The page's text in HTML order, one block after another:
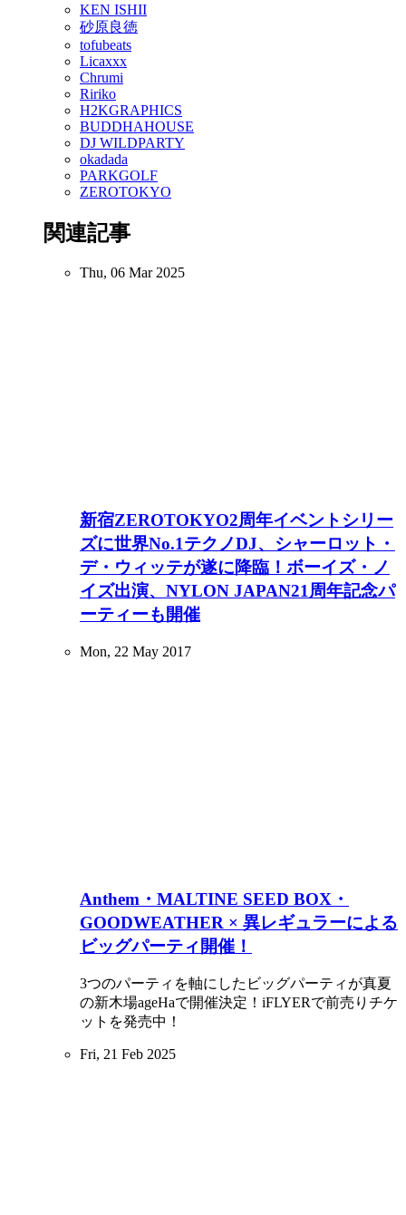
KEN ISHII
砂原良徳
tofubeats
Licaxxx
Chrumi
Ririko
H2KGRAPHICS
BUDDHAHOUSE
DJ WILDPARTY
okadada
PARKGOLF
ZEROTOKYO
関連記事
Thu, 06 Mar 2025
新宿ZEROTOKYO2周年イベントシリー
ズに世界No.1テクノDJ、シャーロット・
デ・ウィッテが遂に降臨！ボーイズ・ノ
イズ出演、NYLON JAPAN21周年記念パ
ーティーも開催
Mon, 22 May 2017
Anthem・MALTINE SEED BOX・
GOODWEATHER × 異レギュラーによる
ビッグパーティ開催！
3つのパーティを軸にしたビッグパーティが真夏
の新木場ageHaで開催決定！iFLYERで前売りチケ
ットを発売中！
Fri, 21 Feb 2025